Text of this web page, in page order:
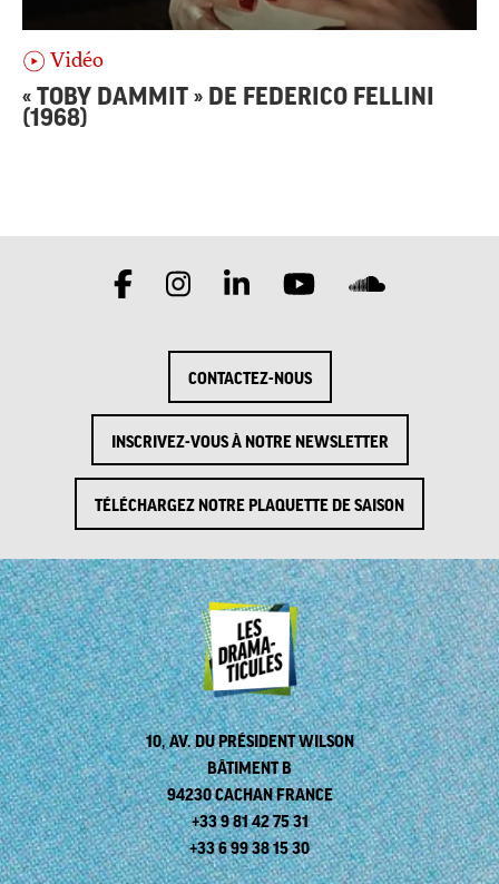
Vidéo
« TOBY DAMMIT » DE FEDERICO FELLINI
(1968)
CONTACTEZ-NOUS
INSCRIVEZ-VOUS À NOTRE NEWSLETTER
TÉLÉCHARGEZ NOTRE PLAQUETTE DE SAISON
10, AV. DU PRÉSIDENT WILSON
BÂTIMENT B
94230 CACHAN FRANCE
+33 9 81 42 75 31
+33 6 99 38 15 30